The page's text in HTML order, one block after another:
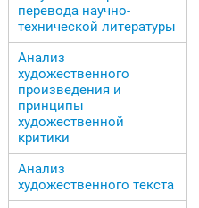
перевода научно-
технической литературы
Анализ
художественного
произведения и
принципы
художественной
критики
Анализ
художественного текста